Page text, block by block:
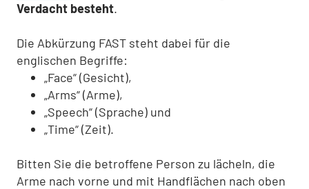
Verdacht besteht.
Die Abkürzung FAST steht dabei für die
englischen Begriffe:
„Face“ (Gesicht),
„Arms“ (Arme),
„Speech“ (Sprache) und
„Time“ (Zeit).
Bitten Sie die betroffene Person zu lächeln, die
Arme nach vorne und mit Handflächen nach oben